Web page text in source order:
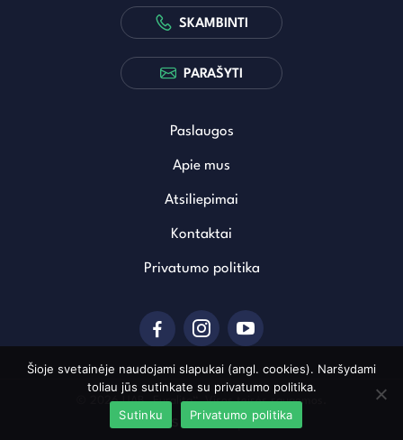
SKAMBINTI
PARAŠYTI
Paslaugos
Apie mus
Atsiliepimai
Kontaktai
Privatumo politika
© 2026 UAB „Euralita“. Visos teisės saugomos.
Sukurta:
Šioje svetainėje naudojami slapukai (angl. cookies). Naršydami
toliau jūs sutinkate su privatumo politika.
Sutinku
Privatumo politika